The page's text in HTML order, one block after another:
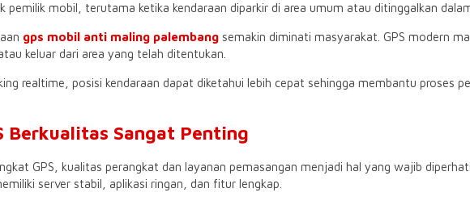
pemilik mobil, terutama ketika kendaraan diparkir di area umum atau ditinggalkan
gps mobil anti maling palembang semakin diminati masyarakat. GPS modern
keluar dari area yang telah ditentukan.
realtime, posisi kendaraan dapat diketahui lebih cepat sehingga membantu proses
Berkualitas Sangat Penting
GPS, kualitas perangkat dan layanan pemasangan menjadi hal yang wajib
server stabil, aplikasi ringan, dan fitur lengkap.